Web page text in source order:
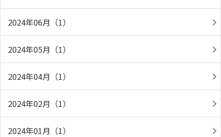
2024年06月（1）
2024年05月（1）
2024年04月（1）
2024年02月（1）
2024年01月（1）